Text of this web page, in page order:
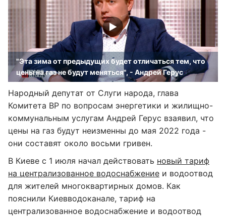
"Эта зима от предыдущих будет отличаться тем, что
цены на газ не будут меняться", - Андрей Герус
Народный депутат от Слуги народа, глава
Комитета ВР по вопросам энергетики и жилищно-
коммунальным услугам Андрей Герус взаявил, что
цены на газ будут неизменны до мая 2022 года -
они составят около восьми гривен.
В Киеве с 1 июля начал действовать новый тариф
на централизованное водоснабжение и водоотвод
для жителей многоквартирных домов. Как
пояснили Киевводоканале, тариф на
централизованное водоснабжение и водоотвод